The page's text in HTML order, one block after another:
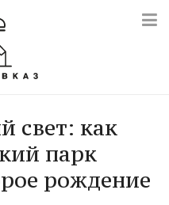
свет: как
парк
рождение